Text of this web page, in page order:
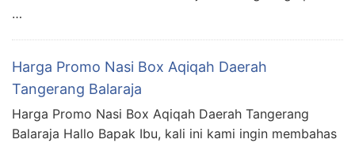
…
Harga Promo Nasi Box Aqiqah Daerah
Tangerang Balaraja
Harga Promo Nasi Box Aqiqah Daerah Tangerang
Balaraja Hallo Bapak Ibu, kali ini kami ingin membahas